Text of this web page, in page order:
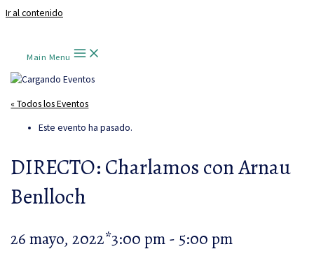
Ir al contenido
Main Menu
« Todos los Eventos
Este evento ha pasado.
DIRECTO: Charlamos con Arnau
Benlloch
26 mayo, 2022*3:00 pm-5:00 pm